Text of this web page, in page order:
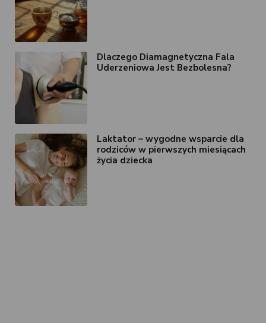
Dlaczego Diamagnetyczna Fala
Uderzeniowa Jest Bezbolesna?
Laktator – wygodne wsparcie dla
rodziców w pierwszych miesiącach
życia dziecka